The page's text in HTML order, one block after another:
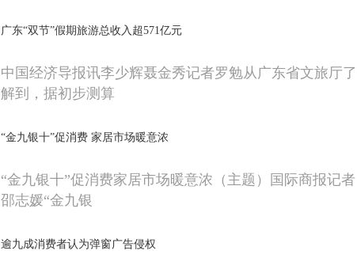
广东“双节”假期旅游总收入超571亿元
中国经济导报讯李少辉聂金秀记者罗勉从广东省文旅厅了
解到，据初步测算
“金九银十”促消费 家居市场暖意浓
“金九银十”促消费家居市场暖意浓（主题）国际商报记者
邵志媛“金九银
逾九成消费者认为弹窗广告侵权